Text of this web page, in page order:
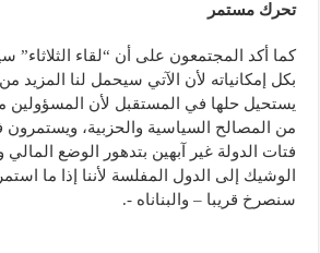
تحرك مستمر
كما أكد المجتمعون على أن “لقاء الثلاثاء”
بكل إمكانياته لأن الآتي سيحمل لنا المزيد
يستحيل حلها في المستقبل لأن المسؤولين
من المصالح السياسية والحزبية،
فتات الدولة غير آبهين بتدهور الوضع المالي
الوشيك إلى الدول المفلسة لأننا إذا ما
سنصرخ قريبا – والبناناه -.